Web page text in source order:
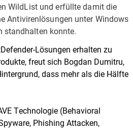
und erfüllte damit die
Antivirenlösungen unter Windows
standhalten konnte.
Lösungen erhalten zu
freut sich Bogdan Dumitru,
dass mehr als die Hälfte
Technologie (Behavioral
Phishing Attacken,